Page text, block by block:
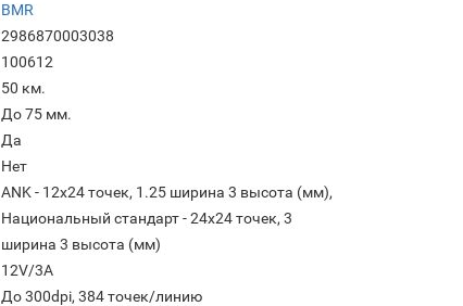
BMR
2986870003038
100612
50 км.
До 75 мм.
Да
Нет
ANK - 12x24 точек, 1.25 ширина 3 высота (мм),
Национальный стандарт - 24х24 точек, 3
ширина 3 высота (мм)
12V/3A
До 300dpi, 384 точек/линию